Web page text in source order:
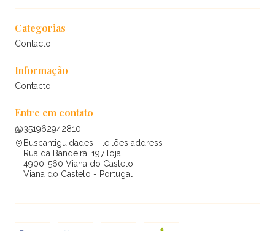
Categorias
Contacto
Informação
Contacto
Entre em contato
351962942810
Buscantiguidades - leilões address
Rua da Bandeira, 197 loja
4900-560 Viana do Castelo
Viana do Castelo - Portugal